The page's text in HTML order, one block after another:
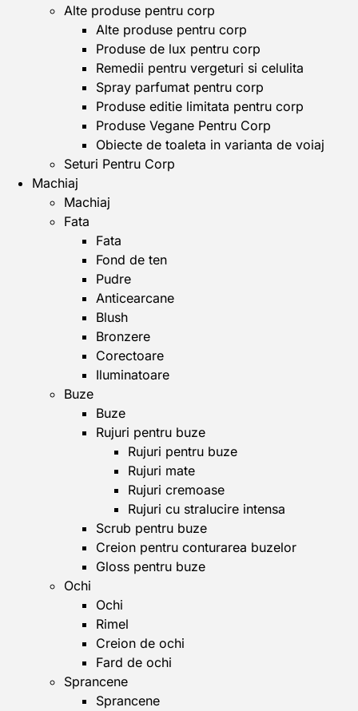
Alte produse pentru corp
Alte produse pentru corp
Produse de lux pentru corp
Remedii pentru vergeturi si celulita
Spray parfumat pentru corp
Produse editie limitata pentru corp
Produse Vegane Pentru Corp
Obiecte de toaleta in varianta de voiaj
Seturi Pentru Corp
Machiaj
Machiaj
Fata
Fata
Fond de ten
Pudre
Anticearcane
Blush
Bronzere
Corectoare
Iluminatoare
Buze
Buze
Rujuri pentru buze
Rujuri pentru buze
Rujuri mate
Rujuri cremoase
Rujuri cu stralucire intensa
Scrub pentru buze
Creion pentru conturarea buzelor
Gloss pentru buze
Ochi
Ochi
Rimel
Creion de ochi
Fard de ochi
Sprancene
Sprancene